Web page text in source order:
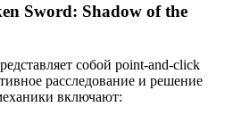
Sword: Shadow of the
собой point-and-click
расследование и решение
включают: